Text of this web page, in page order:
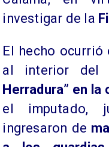
investigar de la
El hecho ocurrió
al interior del
Herradura” en la
el imputado,
ingresaron de